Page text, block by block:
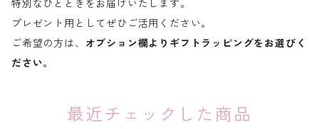
特別なひとときをお届けいたします。
プレゼント用としてぜひご活用ください。
ご希望の方は、 オプション欄よりギフトラッピングをお選びく
ださい。
最近チェックした商品